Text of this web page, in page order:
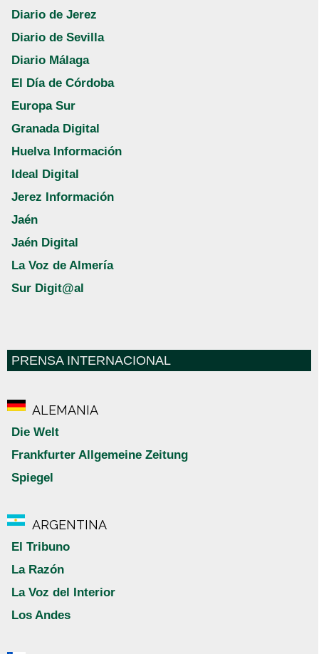
Diario de Jerez
Diario de Sevilla
Diario Málaga
El Día de Córdoba
Europa Sur
Granada Digital
Huelva Información
Ideal Digital
Jerez Información
Jaén
Jaén Digital
La Voz de Almería
Sur Digit@al
PRENSA INTERNACIONAL
ALEMANIA
Die Welt
Frankfurter Allgemeine Zeitung
Spiegel
ARGENTINA
El Tribuno
La Razón
La Voz del Interior
Los Andes